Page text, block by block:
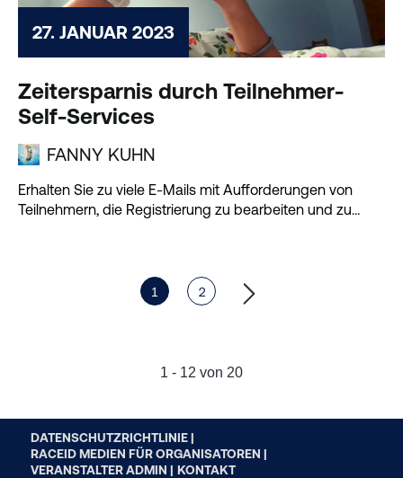
27. JANUAR 2023
Zeitersparnis durch Teilnehmer-
Self-Services
FANNY KUHN
Erhalten Sie zu viele E-Mails mit Aufforderungen von
Teilnehmern, die Registrierung zu bearbeiten und zu
1 2
1 - 12 von 20
DATENSCHUTZRICHTLINIE |
RACEID MEDIEN FÜR ORGANISATOREN |
VERANSTALTER ADMIN | KONTAKT